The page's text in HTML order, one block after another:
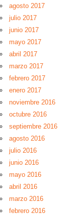
agosto 2017
julio 2017
junio 2017
mayo 2017
abril 2017
marzo 2017
febrero 2017
enero 2017
noviembre 2016
octubre 2016
septiembre 2016
agosto 2016
julio 2016
junio 2016
mayo 2016
abril 2016
marzo 2016
febrero 2016